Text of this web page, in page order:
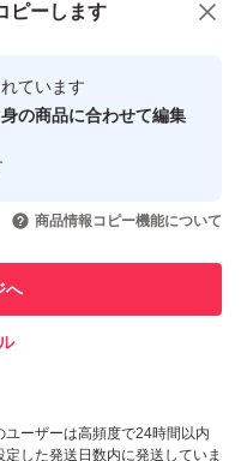
安全なユーザーです
完了させた実績があります
取引実績があります
ユーザーは高頻度で24時間以内
定した発送日数内に発送していま
ピーします
ています
の商品に合わせて編集
商品情報コピー機能について
へ